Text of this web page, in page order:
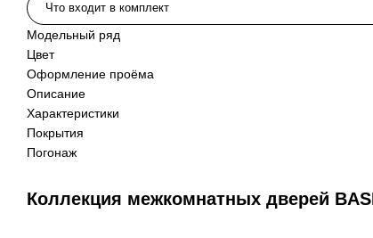
Что входит в комплект
Модельный ряд
Цвет
Оформление проёма
Описание
Характеристики
Покрытия
Погонаж
Коллекция межкомнатных дверей